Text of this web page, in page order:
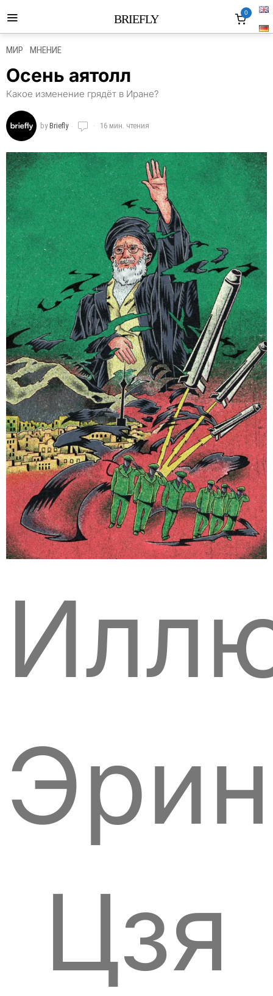
BRIEFLY 0
МИР · МНЕНИЕ
Осень аятолл
Какое изменение грядёт в Иране?
byBriefly 16 мин. чтения
Эрин
Цзя